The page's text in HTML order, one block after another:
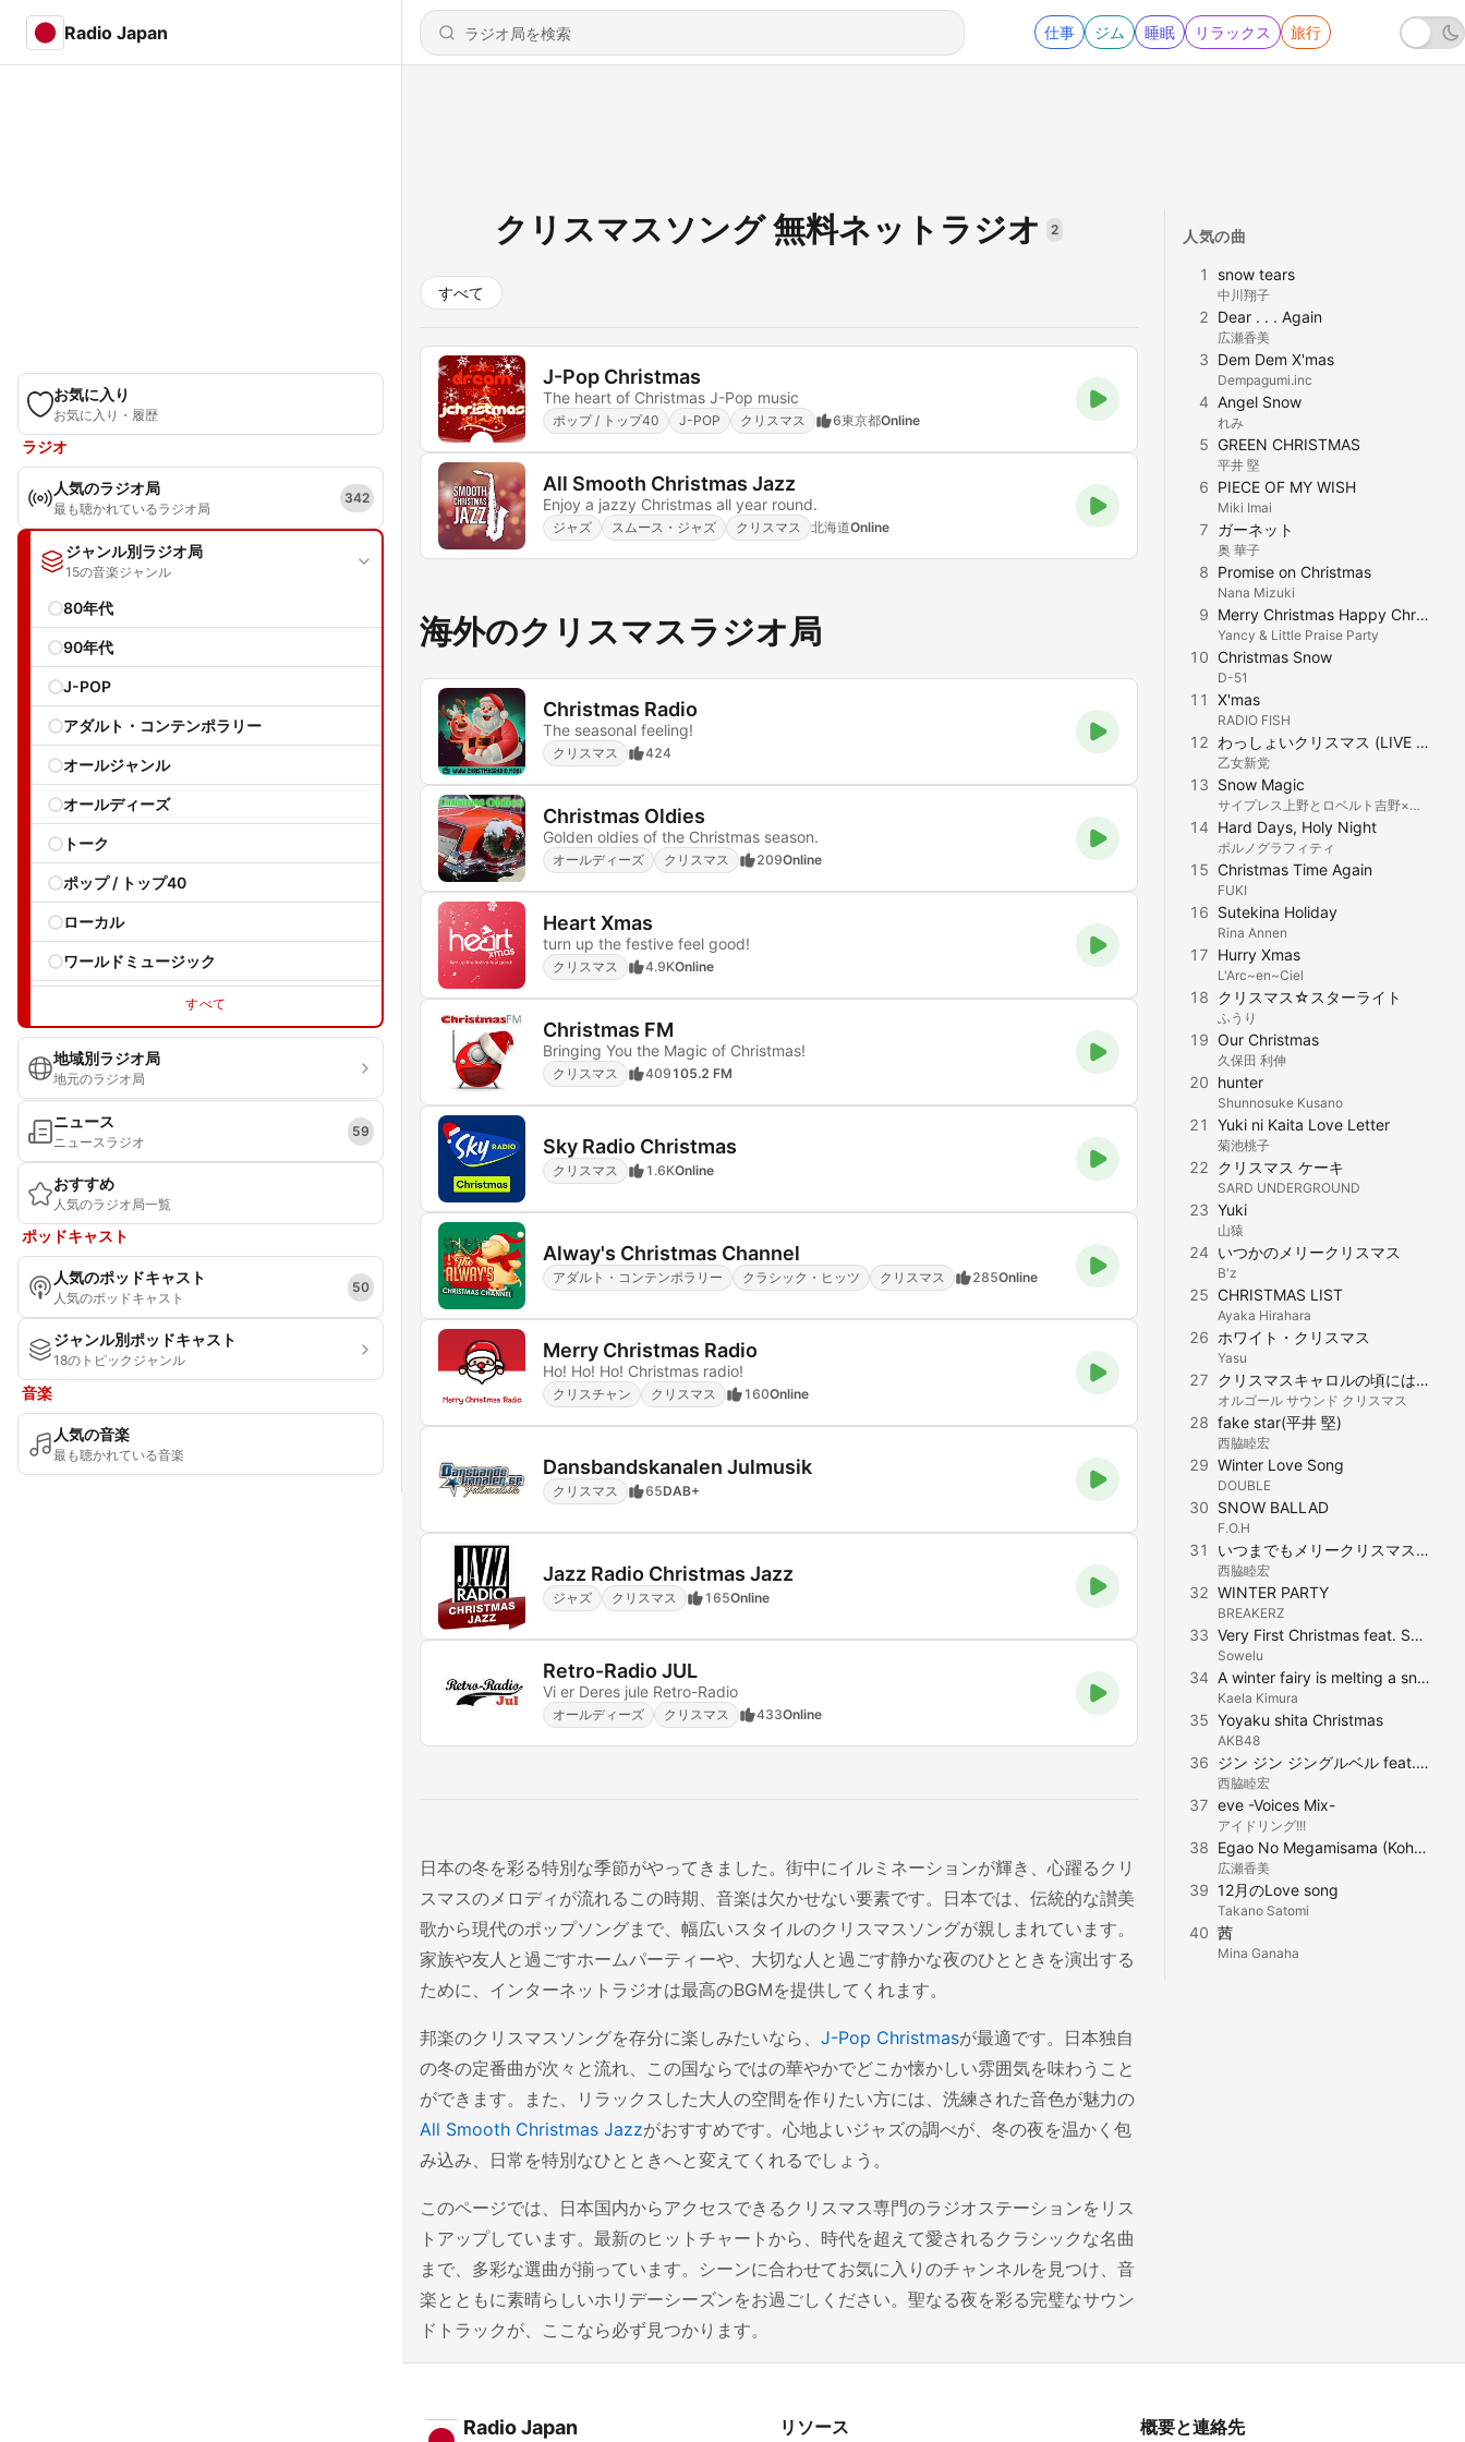
Radio Japan 仕事 ジム 睡眠 リラックス 旅行
お気に入り
お気に入り・履歴
ラジオ
人気のラジオ局
最も聴かれているラジオ局
342
ジャンル別ラジオ局
15の音楽ジャンル
80年代
90年代
J-POP
アダルト・コンテンポラリー
オールジャンル
オールディーズ
トーク
ポップ / トップ40
ローカル
ワールドミュージック
すべて
地域別ラジオ局
地元のラジオ局
ニュース
ニュースラジオ
59
おすすめ
人気のラジオ局一覧
ポッドキャスト
人気のポッドキャスト
人気のポッドキャスト
50
ジャンル別ポッドキャスト
18のトピックジャンル
音楽
人気の音楽
最も聴かれている音楽
クリスマスソング 無料ネットラジオ 2
すべて
J-Pop Christmas
The heart of Christmas J-Pop music
ポップ / トップ40 J-POP クリスマス 6東京都Online
All Smooth Christmas Jazz
Enjoy a jazzy Christmas all year round.
ジャズ スムース・ジャズ クリスマス 北海道Online
海外のクリスマスラジオ局
Christmas Radio
The seasonal feeling!
クリスマス 424
Christmas Oldies
Golden oldies of the Christmas season.
オールディーズ クリスマス 209Online
Heart Xmas
turn up the festive feel good!
クリスマス 4.9KOnline
Christmas FM
Bringing You the Magic of Christmas!
クリスマス 409105.2 FM
Sky Radio Christmas
クリスマス 1.6KOnline
Alway's Christmas Channel
アダルト・コンテンポラリー クラシック・ヒッツ クリスマス 285Online
Merry Christmas Radio
Ho! Ho! Ho! Christmas radio!
クリスチャン クリスマス 160Online
Dansbandskanalen Julmusik
クリスマス 65DAB+
Jazz Radio Christmas Jazz
ジャズ クリスマス 165Online
Retro-Radio JUL
Vi er Deres jule Retro-Radio
オールディーズ クリスマス 433Online
日本の冬を彩る特別な季節がやってきました。街中にイルミネーションが輝き、心躍るクリ
スマスのメロディが流れるこの時期、音楽は欠かせない要素です。日本では、伝統的な讃美
歌から現代のポップソングまで、幅広いスタイルのクリスマスソングが親しまれています。
家族や友人と過ごすホームパーティーや、大切な人と過ごす静かな夜のひとときを演出する
ために、インターネットラジオは最高のBGMを提供してくれます。
邦楽のクリスマスソングを存分に楽しみたいなら、 J-Pop Christmasが最適です。日本独自
の冬の定番曲が次々と流れ、この国ならではの華やかでどこか懐かしい雰囲気を味わうこと
ができます。また、リラックスした大人の空間を作りたい方には、洗練された音色が魅力の
All Smooth Christmas Jazzがおすすめです。心地よいジャズの調べが、冬の夜を温かく包
み込み、日常を特別なひとときへと変えてくれるでしょう。
このページでは、日本国内からアクセスできるクリスマス専門のラジオステーションをリス
トアップしています。最新のヒットチャートから、時代を超えて愛されるクラシックな名曲
まで、多彩な選曲が揃っています。シーンに合わせてお気に入りのチャンネルを見つけ、音
楽とともに素晴らしいホリデーシーズンをお過ごしください。聖なる夜を彩る完璧なサウン
ドトラックが、ここなら必ず見つかります。
人気の曲
1 snow tears
中川翔子
2 Dear . . . Again
広瀬香美
3 Dem Dem X'mas
Dempagumi.inc
4 Angel Snow
れみ
5 GREEN CHRISTMAS
平井 堅
6 PIECE OF MY WISH
Miki Imai
7 ガーネット
奥 華子
8 Promise on Christmas
Nana Mizuki
9 Merry Christmas Happy Christmas
Yancy & Little Praise Party
10 Christmas Snow
D-51
11 X'mas
RADIO FISH
12 わっしょいクリスマス (LIVE VERSION)
乙女新党
13 Snow Magic
サイプレス上野とロベルト吉野×ベッド・イン
14 Hard Days, Holy Night
ポルノグラフィティ
15 Christmas Time Again
FUKI
16 Sutekina Holiday
Rina Annen
17 Hurry Xmas
L'Arc~en~Ciel
18 クリスマス☆スターライト
ふうり
19 Our Christmas
久保田 利伸
20 hunter
Shunnosuke Kusano
21 Yuki ni Kaita Love Letter
菊池桃子
22 クリスマス ケーキ
SARD UNDERGROUND
23 Yuki
山猿
24 いつかのメリークリスマス
B'z
25 CHRISTMAS LIST
Ayaka Hirahara
26 ホワイト・クリスマス
Yasu
27 クリスマスキャロルの頃には (稲垣潤一)
オルゴール サウンド クリスマス
28 fake star(平井 堅)
西脇睦宏
29 Winter Love Song
DOUBLE
30 SNOW BALLAD
F.O.H
31 いつまでもメリークリスマス (INFINITY 16 welcomes SHOCK EYE from 湘南乃風, MUNEHIRO)
西脇睦宏
32 WINTER PARTY
BREAKERZ
33 Very First Christmas feat. SHUHEI (エイジア エンジニア)
Sowelu
34 A winter fairy is melting a snowman
Kaela Kimura
35 Yoyaku shita Christmas
AKB48
36 ジン ジン ジングルベル feat.Pentaphonic (Originally Performed By 佐々木希)
西脇睦宏
37 eve -Voices Mix-
アイドリング!!!
38 Egao No Megamisama (Kohmi Hirose with Friday Kohmi Gasshoudan)
広瀬香美
39 12月のLove song
Takano Satomi
40 茜
Mina Ganaha
Radio Japan リソース 概要と連絡先